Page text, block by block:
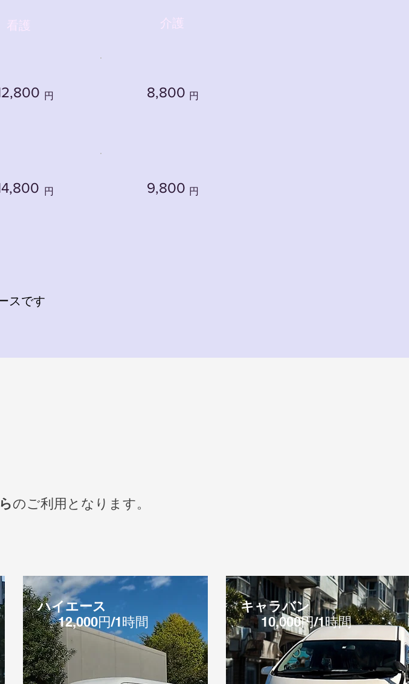
看護 介護
円 8,800 円
円 9,800 円
スです
のご利用となります。
ハイエース
12,000円/1時間
キャラバン
10,000円/1時間